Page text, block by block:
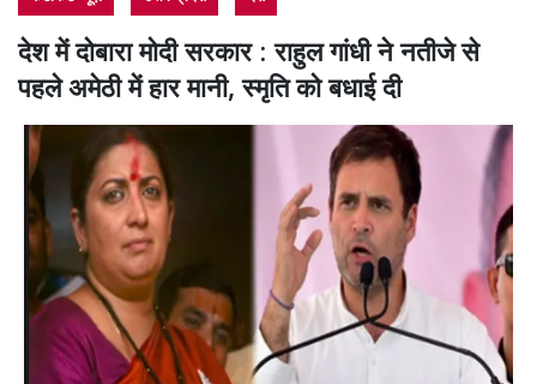
देश में दोबारा मोदी सरकार : राहुल गांधी ने नतीजे से
पहले अमेठी में हार मानी, स्मृति को बधाई दी